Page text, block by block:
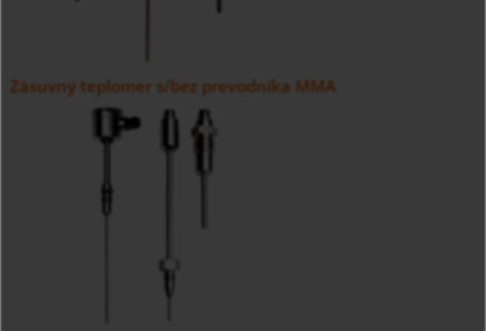
Zásuvný teplomer s/bez prevodníka MMA